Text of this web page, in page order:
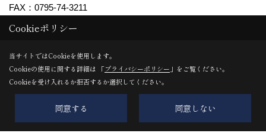
FAX：0795-74-3211
＜営業時間＞10:00～16:00
Copyright (c) 株式会社森下住建. All Rights Reserved.
ゴデスクリエイト
Cookieポリシー
当サイトではCookieを使用します。
Cookieの使用に関する詳細は 「プライバシーポリシー 」をご覧ください。
Cookieを受け入れるか拒否するか選択してください。
同意する 同意しない